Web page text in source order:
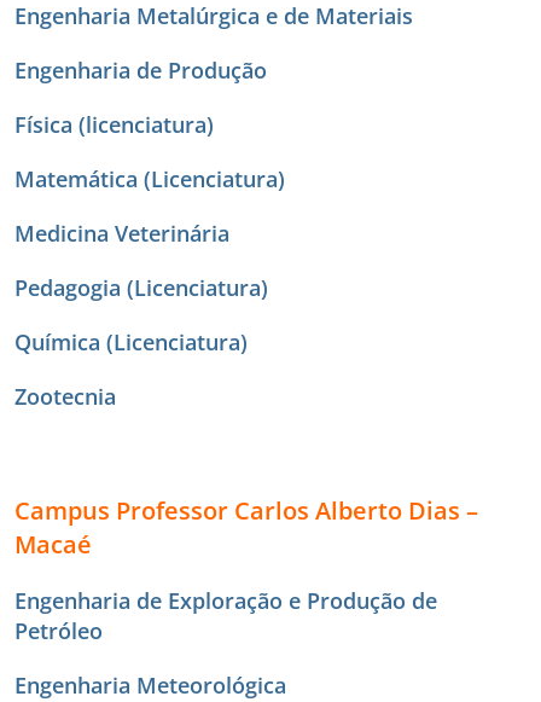
Engenharia Metalúrgica e de Materiais
Engenharia de Produção
Física (licenciatura)
Matemática (Licenciatura)
Medicina Veterinária
Pedagogia (Licenciatura)
Química (Licenciatura)
Zootecnia
Campus Professor Carlos Alberto Dias –
Macaé
Engenharia de Exploração e Produção de
Petróleo
Engenharia Meteorológica